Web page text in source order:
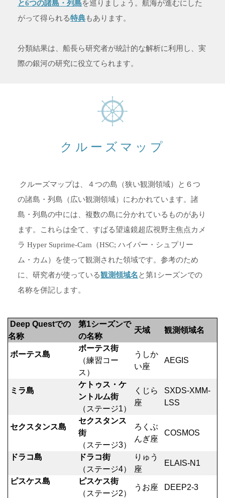
と6つの諸島・列島を巡りましょう。航海が進むにした
がって得られる特典もあります。
分類結果は、船長ら研究者が統計的な解析に利用し、実
際の銀河の研究に役立てられます。
クルーズマップ
クルーズマップは、４つの島（狭い観測領域）と６つ
の諸島・列島（広い観測領域）にわかれています。諸
島・列島の中には、複数の島に分かれているものがあり
ます。これらは全て、すばる望遠鏡超広視野主焦点カメ
ラ Hyper Suprime-Cam（HSC; ハイパー・シュプリー
ム・カム）を使って観測された領域です。参考のため
に、研究者が使っている観測領域名と第1シーズンでの
名称を併記します。
Deep Questでの
名称
第1シーズンで
の名称
天域 観測領域名
ボーテス島
ボーテス街
（練習コー
ス）
うしか
い座
AEGIS
ミラ島
ケトゥス・ケ
ントルム街
（ステージ1）
くじら
座
SXDS-XMM-
LSS
セクスタンス島
セクスタンス
街
（ステージ3）
ろくぶ
んぎ座
COSMOS
ドラコ島
ドラコ街
（ステージ4）
りゅう
座
ELAIS-N1
ピスケス島
ピスケス街
（ステージ2）
うお座 DEEP2-3